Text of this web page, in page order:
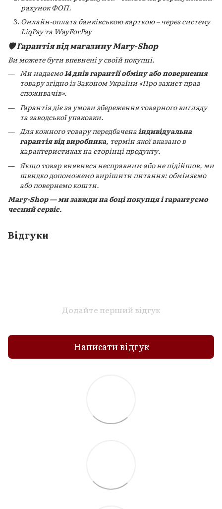
рахунок ФОП.
Онлайн-оплата банківською карткою – через систему
LiqPay та WayForPay
🛡️ Гарантія від магазину Mary-Shop
Ви можете бути впевнені у своїй покупці.
Ми надаємо14 днів гарантії обміну або повернення
товару згідно із Законом України «Про захист прав
споживачів».
Гарантія діє за умови збереження товарного вигляду
та заводської упаковки.
Для кожного товару передбаченаіндивідуальна
гарантія від виробника, термін якої вказано в
характеристиках на сторінці продукту.
Якщо товар виявився несправним або не підійшов, ми
швидко допоможемо вирішити питання: обміняємо
або повернемо кошти.
Mary-Shop — ми завжди на боці покупця і гарантуємо
чесний сервіс.
Відгуки
Додайте перший відгук
Написати відгук